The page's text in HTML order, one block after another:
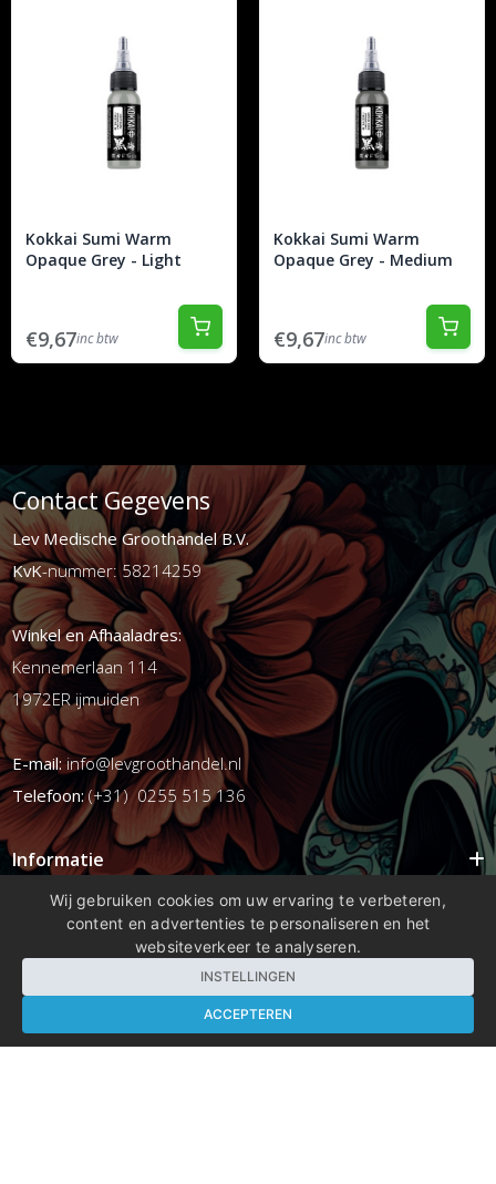
Kokkai Sumi Warm
Opaque Grey - Light
€9,67inc btw
Kokkai Sumi Warm
Opaque Grey - Medium
€9,67inc btw
Contact Gegevens
Lev Medische Groothandel B.V.
KvK-nummer: 58214259
Winkel en Afhaaladres:
Kennemerlaan 114
1972ER ijmuiden
E-mail:info@levgroothandel.nl
Telefoon:(+31) 0255 515 136
Informatie
Mijn account
Wij gebruiken cookies om uw ervaring te verbeteren,
content en advertenties te personaliseren en het
websiteverkeer te analyseren.
INSTELLINGEN
ACCEPTEREN